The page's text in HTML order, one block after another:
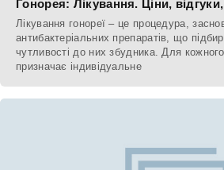
Гонорея: Лікування. Ціни,
Лікування гонореї – це процедура,
антибактеріальних препаратів, що
чутливості до них збудника. Для кожного
призначає індивідуальне